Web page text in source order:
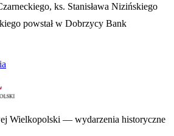
ks. Stanisława Nizińskiego
powstał w Dobrzycy Bank
Wielkopolski — wydarzenia historyczne